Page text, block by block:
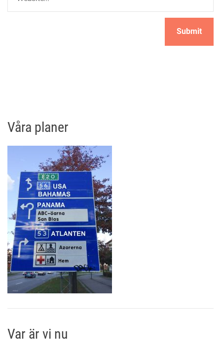
Våra planer
Var är vi nu